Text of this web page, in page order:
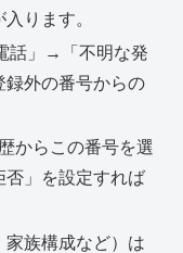
ります。
話」→「不明な発
録外の番号からの
からこの番号を選
否」を設定すれば
族構成など）は